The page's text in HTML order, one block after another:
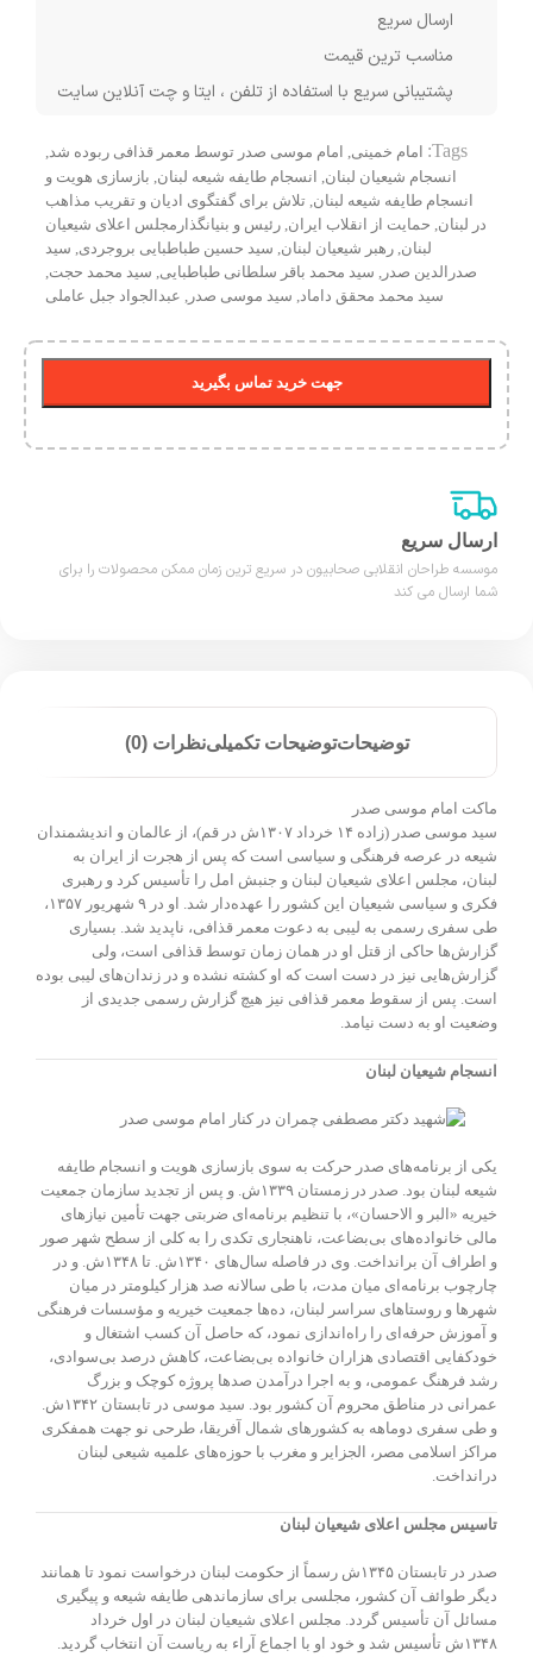
ارسال سریع
مناسب ترین قیمت
پشتیبانی سریع با استفاده از تلفن ، ایتا و چت آنلاین سایت
Tags: امام خمینی, امام موسی صدر توسط معمر قذافی ربوده شد,
انسجام شیعیان لبنان, انسجام طایفه شیعه لبنان, بازسازی هویت و
انسجام طایفه شیعه لبنان, تلاش برای گفتگوی ادیان و تقریب مذاهب
در لبنان, حمایت از انقلاب ایران, رئیس و بنیانگذارمجلس اعلای شیعیان
لبنان, رهبر شیعیان لبنان, سید حسین طباطبایی بروجردی, سید
صدرالدین صدر , سید محمد باقر سلطانی طباطبایی, سید محمد حجت,
سید محمد محقق داماد, سید موسی صدر , عبدالجواد جبل عاملی
جهت خرید تماس بگیرید
ارسال سریع
موسسه طراحان انقلابی صحابیون در سریع ترین زمان ممکن محصولات را برای
شما ارسال می کند
توضیحاتتوضیحات تکمیلینظرات (0)
ماکت امام موسی صدر
سید موسی صدر (زاده ۱۴ خرداد ۱۳۰۷ش در قم)، از عالمان و اندیشمندان
شیعه در عرصه فرهنگی و سیاسی است که پس از هجرت از ایران به
لبنان، مجلس اعلای شیعیان لبنان و جنبش امل را تأسیس کرد و رهبری
فکری و سیاسی شیعیان این کشور را عهده‌دار شد. او در ۹ شهریور ۱۳۵۷،
طی سفری رسمی به لیبی به دعوت معمر قذافی، ناپدید شد. بسیاری
گزارش‌ها حاکی از قتل او در همان زمان توسط قذافی است، ولی
گزارش‌هایی نیز در دست است که او کشته نشده و در زندان‌های لیبی بوده
است. پس از سقوط معمر قذافی نیز هیچ گزارش رسمی جدیدی از
وضعیت او به دست نیامد.
انسجام شیعیان لبنان
یکی از برنامه‌های صدر حرکت به سوی بازسازی هویت و انسجام طایفه
شیعه لبنان بود. صدر در زمستان ۱۳۳۹ش. و پس از تجدید سازمان جمعیت
خیریه «البر و الاحسان»، با تنظیم برنامه‌ای ضربتی جهت تأمین نیازهای
مالی خانواده‌های بی‌بضاعت، ناهنجاری تکدی را به کلی از سطح شهر صور
و اطراف آن برانداخت. وی در فاصله سال‌های ۱۳۴۰ش. تا ۱۳۴۸ش. و در
چارچوب برنامه‌ای میان مدت، با طی سالانه صد هزار کیلومتر در میان
شهرها و روستاهای سراسر لبنان، ده‌ها جمعیت خیریه و مؤسسات فرهنگی
و آموزش حرفه‌ای را راه‌اندازی نمود، که حاصل آن کسب اشتغال و
خودکفایی اقتصادی هزاران خانواده بی‌بضاعت، کاهش درصد بی‌سوادی،
رشد فرهنگ عمومی، و به اجرا درآمدن صدها پروژه کوچک و بزرگ
عمرانی در مناطق محروم آن کشور بود. سید موسی در تابستان ۱۳۴۲ش.
و طی سفری دوماهه به کشورهای شمال آفریقا، طرحی نو جهت همفکری
مراکز اسلامی مصر، الجزایر و مغرب با حوزه‌های علمیه شیعی لبنان
درانداخت.
تاسیس مجلس اعلای شیعیان لبنان
صدر در تابستان ۱۳۴۵ش رسماً از حکومت لبنان درخواست نمود تا همانند
دیگر طوائف آن کشور، مجلسی برای سازماندهی طایفه شیعه و پیگیری
مسائل آن تأسیس گردد. مجلس اعلای شیعیان لبنان در اول خرداد
۱۳۴۸ش تأسیس شد و خود او با اجماع آراء به ریاست آن انتخاب گردید.